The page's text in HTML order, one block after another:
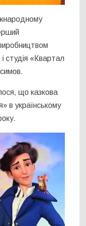
студія «Квартал
що казкова
в українському